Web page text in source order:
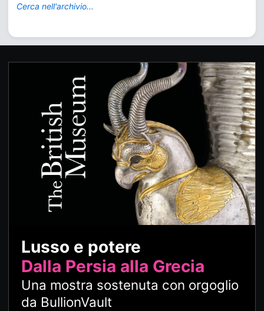
Cerca nell'archivio...
Lusso e potere
Dalla Persia alla Grecia
Una mostra sostenuta con orgoglio
da BullionVault